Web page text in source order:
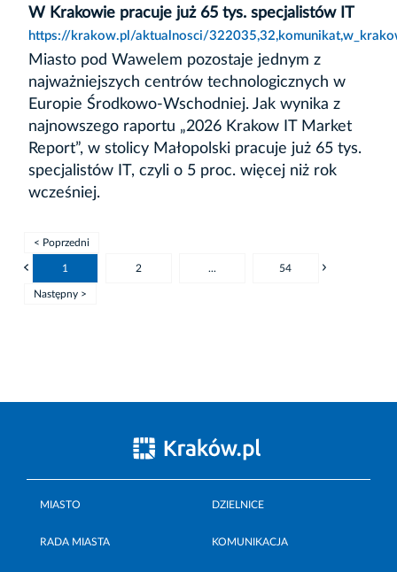
W Krakowie pracuje już 65 tys. specjalistów IT
https://krakow.pl/aktualnosci/
Miasto pod Wawelem pozostaje jednym z
najważniejszych centrów technologicznych w
Europie Środkowo-Wschodniej. Jak wynika z
najnowszego raportu „2026 Krakow IT Market
Report”, w stolicy Małopolski pracuje już 65 tys.
specjalistów IT, czyli o 5 proc. więcej niż rok
wcześniej.
< Poprzedni
1 2 ... 54
Następny >
MIASTO DZIELNICE
RADA MIASTA KOMUNIKACJA